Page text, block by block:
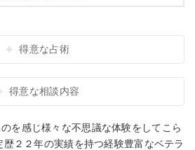
得意な占術
得意な相談内容
を感じ様々な不思議な体験をしてこら
２２年の実績を持つ経験豊富なベテラ